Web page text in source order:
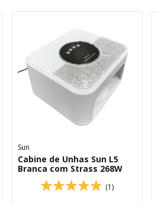
Sun
Cabine de Unhas Sun L5
Branca com Strass 268W
(1)